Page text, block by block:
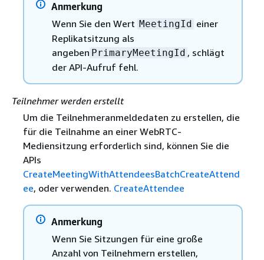
Anmerkung
Wenn Sie den Wert MeetingId einer
Replikatsitzung als
angeben PrimaryMeetingId , schlägt
der API-Aufruf fehl.
Teilnehmer werden erstellt
Um die Teilnehmeranmeldedaten zu erstellen, die
für die Teilnahme an einer WebRTC-
Mediensitzung erforderlich sind, können Sie die
APIs
CreateMeetingWithAttendeesBatchCreateAttend
ee, oder verwenden. CreateAttendee
Anmerkung
Wenn Sie Sitzungen für eine große
Anzahl von Teilnehmern erstellen,